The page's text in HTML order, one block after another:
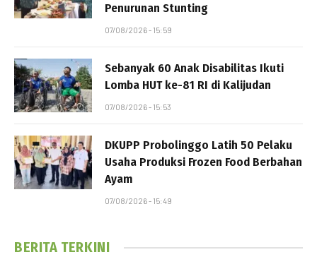
Penurunan Stunting
07/08/2026 - 15:59
Sebanyak 60 Anak Disabilitas Ikuti
Lomba HUT ke-81 RI di Kalijudan
07/08/2026 - 15:53
DKUPP Probolinggo Latih 50 Pelaku
Usaha Produksi Frozen Food Berbahan
Ayam
07/08/2026 - 15:49
BERITA TERKINI